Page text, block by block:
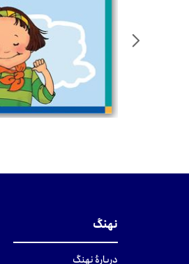
نهنگ
دربارهٔ نهنگ